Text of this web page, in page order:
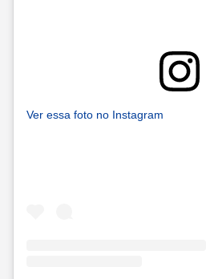
Ver essa foto no Instagram